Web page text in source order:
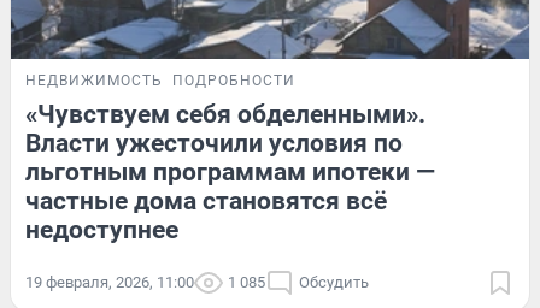
НЕДВИЖИМОСТЬ ПОДРОБНОСТИ
«Чувствуем себя обделенными».
Власти ужесточили условия по
льготным программам ипотеки —
частные дома становятся всё
недоступнее
19 февраля, 2026, 11:00 1 085 Обсудить